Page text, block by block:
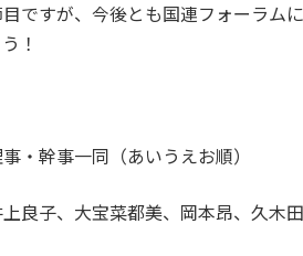
ですが、今後とも国連フォーラム
！
・幹事一同（あいうえお順）
良子、大宝菜都美、岡本昂、久木